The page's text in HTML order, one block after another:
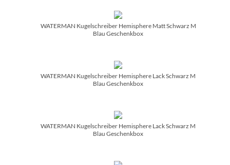
WATERMAN Kugelschreiber Hemisphere Matt Schwarz M
Blau Geschenkbox
WATERMAN Kugelschreiber Hemisphere Lack Schwarz M
Blau Geschenkbox
WATERMAN Kugelschreiber Hemisphere Lack Schwarz M
Blau Geschenkbox